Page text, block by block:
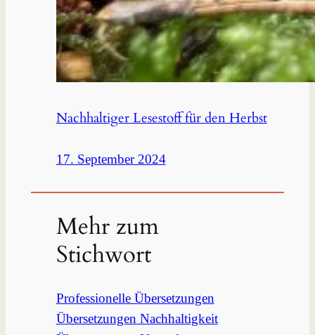
Nachhaltiger Lesestoff für den Herbst
17. September 2024
Mehr zum
Stichwort
Professionelle Übersetzungen
Übersetzungen Nachhaltigkeit